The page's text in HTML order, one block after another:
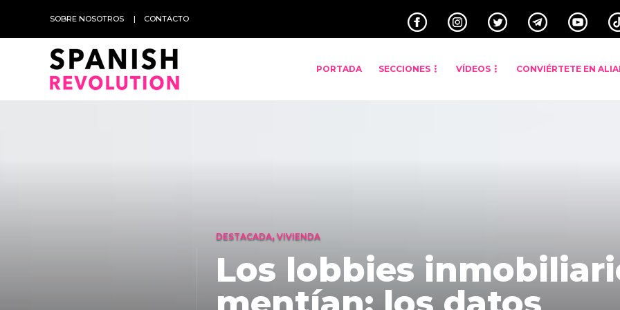
SOBRE NOSOTROS CONTACTO
PORTADA SECCIONES VÍDEOS CONVIÉRTETE EN
DESTACADA, VIVIENDA
Los lobbies